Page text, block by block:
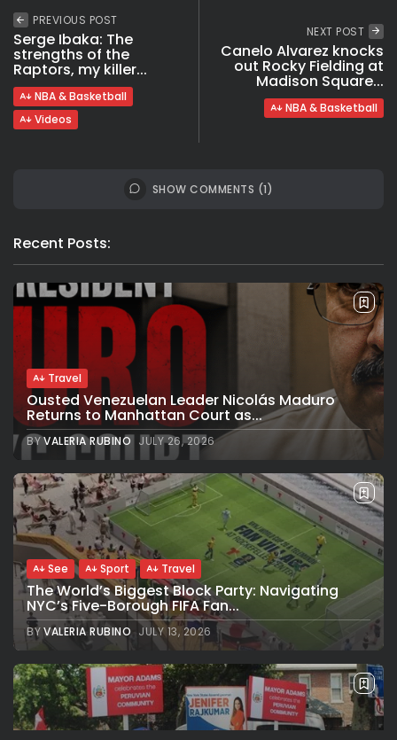
PREVIOUS POST
Serge Ibaka: The
strengths of the
Raptors, my killer...
NBA & Basketball
Videos
NEXT POST
Canelo Alvarez knocks
out Rocky Fielding at
Madison Square...
NBA & Basketball
SHOW COMMENTS (1)
Recent Posts:
Travel
Ousted Venezuelan Leader Nicolás Maduro
Returns to Manhattan Court as...
BYVALERIA RUBINO JULY 26, 2026
See Sport Travel
The World’s Biggest Block Party: Navigating
NYC’s Five-Borough FIFA Fan...
BYVALERIA RUBINO JULY 13, 2026